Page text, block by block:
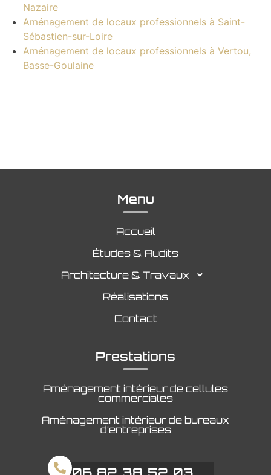
Nazaire
Aménagement de locaux professionnels à Saint-
Sébastien-sur-Loire
Aménagement de locaux professionnels à Vertou,
Basse-Goulaine
Menu
Accueil
Études & Audits
Architecture & Travaux
Réalisations
Contact
Prestations
Aménagement intérieur de cellules
commerciales
Aménagement intérieur de bureaux
d’entreprises